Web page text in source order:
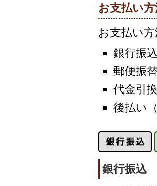
お支払い
お支払い
銀行振
郵便振
代金引
後払い
銀行振込